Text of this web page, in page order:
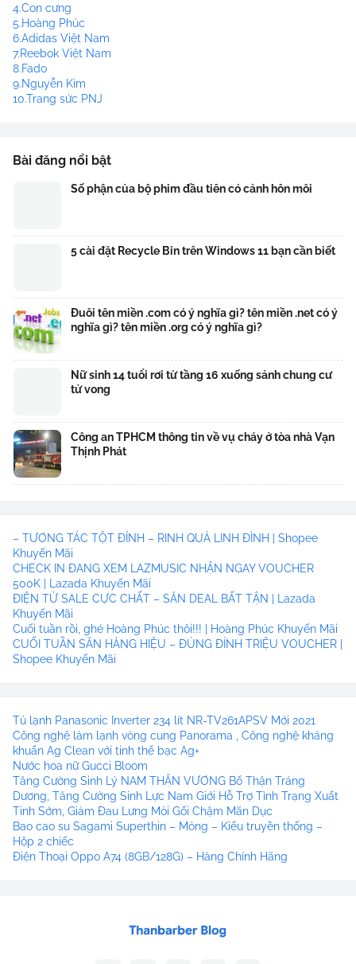
4.Con cưng
5.Hoàng Phúc
6.Adidas Việt Nam
7.Reebok Việt Nam
8.Fado
9.Nguyễn Kim
10.Trang sức PNJ
Bài đăng nổi bật
Số phận của bộ phim đầu tiên có cảnh hôn môi
5 cài đặt Recycle Bin trên Windows 11 bạn cần biết
Đuôi tên miền .com có ý nghĩa gì? tên miền .net có ý
nghĩa gì? tên miền .org có ý nghĩa gì?
Nữ sinh 14 tuổi rơi từ tầng 16 xuống sảnh chung cư
tử vong
Công an TPHCM thông tin về vụ cháy ở tòa nhà Vạn
Thịnh Phát
– TƯƠNG TÁC TỘT ĐỈNH – RINH QUÀ LINH ĐÌNH | Shopee
Khuyến Mãi
CHECK IN ĐANG XEM LAZMUSIC NHẬN NGAY VOUCHER
500K | Lazada Khuyến Mãi
ĐIỆN TỬ SALE CỰC CHẤT – SĂN DEAL BẤT TẬN | Lazada
Khuyến Mãi
Cuối tuần rồi, ghé Hoàng Phúc thôi!!! | Hoàng Phúc Khuyến Mãi
CUỐI TUẦN SĂN HÀNG HIỆU – ĐỦNG ĐỈNH TRIỆU VOUCHER |
Shopee Khuyến Mãi
Tủ lạnh Panasonic Inverter 234 lít NR-TV261APSV Mới 2021
Công nghệ làm lạnh vòng cung Panorama , Công nghệ kháng
khuẩn Ag Clean với tinh thể bạc Ag+
Nước hoa nữ Gucci Bloom
Tăng Cường Sinh Lý NAM THẬN VƯƠNG Bổ Thận Tráng
Dương, Tăng Cường Sinh Lực Nam Giới Hỗ Trợ Tình Trạng Xuất
Tinh Sớm, Giảm Đau Lưng Mỏi Gối Chậm Mãn Dục
Bao cao su Sagami Superthin – Mỏng – Kiểu truyền thống –
Hộp 2 chiếc
Điện Thoại Oppo A74 (8GB/128G) – Hàng Chính Hãng